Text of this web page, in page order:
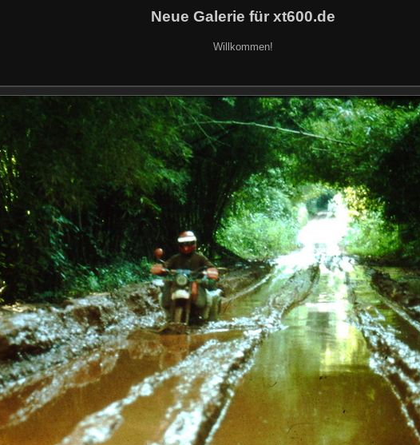
Neue Galerie für xt600.de
Willkommen!